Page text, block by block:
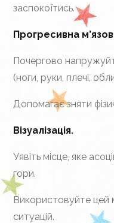
заспокоїтись.
Прогресивна
Почергово
(ноги, руки, плечі,
Допомагає зняти
Візуалізація.
Уявіть місце, яке
гори.
Використовуйте цей
ситуацій.